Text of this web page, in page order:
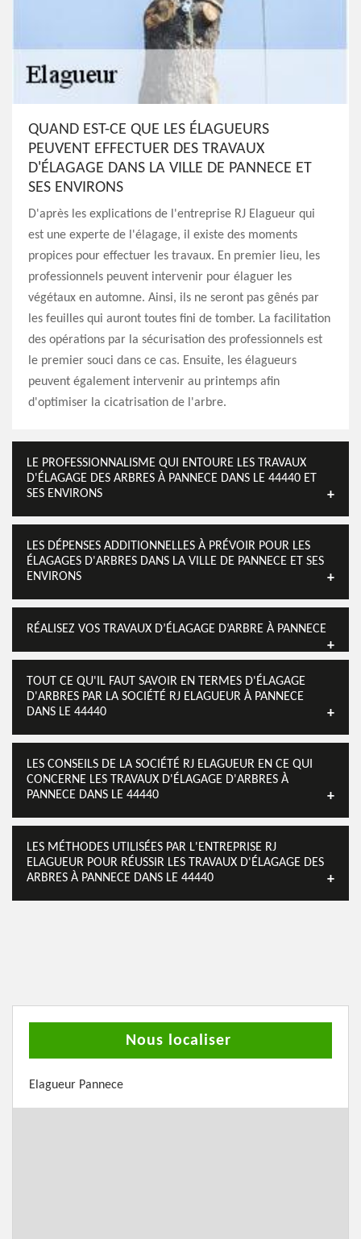
QUAND EST-CE QUE LES ÉLAGUEURS
PEUVENT EFFECTUER DES TRAVAUX
D'ÉLAGAGE DANS LA VILLE DE PANNECE ET
SES ENVIRONS
D'après les explications de l'entreprise RJ Elagueur qui
est une experte de l'élagage, il existe des moments
propices pour effectuer les travaux. En premier lieu, les
professionnels peuvent intervenir pour élaguer les
végétaux en automne. Ainsi, ils ne seront pas gênés par
les feuilles qui auront toutes fini de tomber. La facilitation
des opérations par la sécurisation des professionnels est
le premier souci dans ce cas. Ensuite, les élagueurs
peuvent également intervenir au printemps afin
d'optimiser la cicatrisation de l'arbre.
LE PROFESSIONNALISME QUI ENTOURE LES TRAVAUX
D'ÉLAGAGE DES ARBRES À PANNECE DANS LE 44440 ET
SES ENVIRONS
LES DÉPENSES ADDITIONNELLES À PRÉVOIR POUR LES
ÉLAGAGES D'ARBRES DANS LA VILLE DE PANNECE ET SES
ENVIRONS
RÉALISEZ VOS TRAVAUX D’ÉLAGAGE D’ARBRE À PANNECE
TOUT CE QU'IL FAUT SAVOIR EN TERMES D'ÉLAGAGE
D'ARBRES PAR LA SOCIÉTÉ RJ ELAGUEUR À PANNECE
DANS LE 44440
LES CONSEILS DE LA SOCIÉTÉ RJ ELAGUEUR EN CE QUI
CONCERNE LES TRAVAUX D'ÉLAGAGE D'ARBRES À
PANNECE DANS LE 44440
LES MÉTHODES UTILISÉES PAR L'ENTREPRISE RJ
ELAGUEUR POUR RÉUSSIR LES TRAVAUX D'ÉLAGAGE DES
ARBRES À PANNECE DANS LE 44440
Nous localiser
Elagueur Pannece